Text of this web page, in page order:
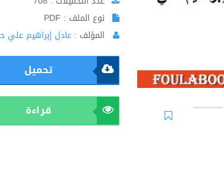
نوع الملف : PDF
المؤلف : عادل إبراهيم علي
تحميل
قراءة